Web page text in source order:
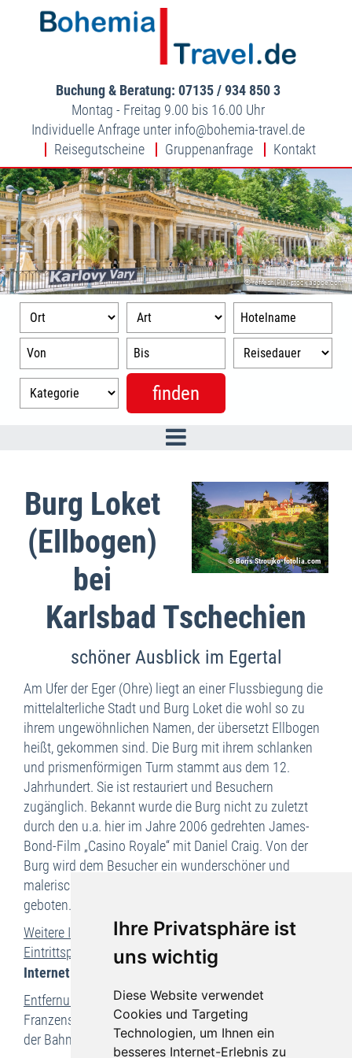
Ihre Privatsphäre ist
uns wichtig
Diese Website verwendet
Cookies und Targeting
Technologien, um Ihnen ein
besseres Internet-Erlebnis zu
Buchung & Beratung: 07135 / 934 850 3
Montag - Freitag 9.00 bis 16.00 Uhr
Individuelle Anfrage unter info
bohemia-travel.de
Reisegutscheine
Gruppenanfrage Kontakt
© refresh(PIX)-stock.adobe.com
© Boris Stroujko-fotolia.com
Burg Loket
(Ellbogen)
bei
Karlsbad Tschechien
schöner Ausblick im Egertal
Am Ufer der Eger (Ohre) liegt an einer Flussbiegung die
mittelalterliche Stadt und Burg Loket die wohl so zu
ihrem ungewöhnlichen Namen, der übersetzt Ellbogen
heißt, gekommen sind. Die Burg mit ihrem schlanken
und prismenförmigen Turm stammt aus dem 12.
Jahrhundert. Sie ist restauriert und Besuchern
zugänglich. Bekannt wurde die Burg nicht zu zuletzt
durch den u.a. hier im Jahre 2006 gedrehten James-
Bond-Film „Casino Royale“ mit Daniel Craig. Von der
Burg wird dem Besucher ein wunderschöner und
malerischer Blick in die wunderschöne Umgebung
geboten.
Weitere Informationen, Öffnungszeiten und
Eintrittspreise:
Homepage der Burg Loket im
Internet (deutsch)
Entfernung:
Karlsbad ca. 15 km, Marienbad ca. 43 km,
Franzensbad ca. 39 km, St. Joachimsthal ca. 32 km, mit
der Bahn nicht erreichbar